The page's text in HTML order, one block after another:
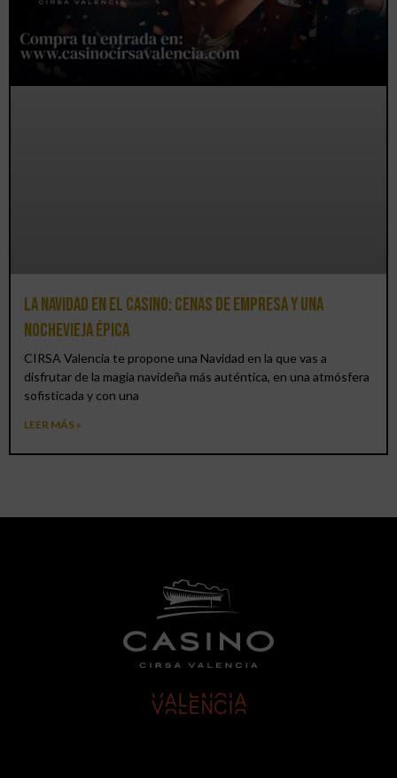
La Navidad en el Casino: cenas de empresa y una
Nochevieja épica
CIRSA Valencia te propone una Navidad en la que vas a
disfrutar de la magia navideña más auténtica, en una atmósfera
sofisticada y con una
LEER MÁS »